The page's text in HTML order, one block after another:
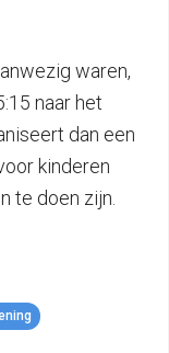
waren,
naar het
dan een
kinderen
te doen zijn.